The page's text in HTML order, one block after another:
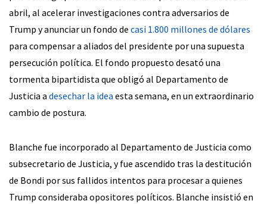
abril, al acelerar investigaciones contra adversarios de
Trump y anunciar un fondo de casi 1.800 millones de dólares
para compensar a aliados del presidente por una supuesta
persecución política. El fondo propuesto desató una
tormenta bipartidista que obligó al Departamento de
Justicia a desechar la idea esta semana, en un extraordinario
cambio de postura.
Blanche fue incorporado al Departamento de Justicia como
subsecretario de Justicia, y fue ascendido tras la destitución
de Bondi por sus fallidos intentos para procesar a quienes
Trump consideraba opositores políticos. Blanche insistió en